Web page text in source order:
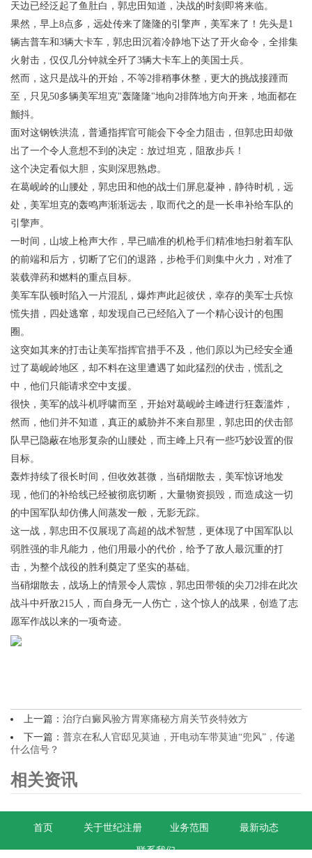
天边已经泛起了鱼肚白，郭忠田知道，决战的时刻即将来临。
果然，早上8点多，远处传来了隆隆的引擎声，美军来了！先头是1
辆吉普车和3辆大卡车，郭忠田沉着冷静地下达了开火命令，全排集
火射击，仅仅几分钟就全歼了3辆大卡车上的美国士兵。
然而，这只是战斗的开始，不等2排稍事休整，更大的挑战接踵而
至，只见50多辆美军坦克"轰隆隆"地向2排阵地方向开来，地面都在
颤抖。
面对这钢铁洪流，普通指挥官可能会下令全力阻击，但郭忠田却做
出了一个令人意想不到的决定：放过坦克，阻敌步兵！
这个决定看似大胆，实则深思熟虑。
在葛岘岭的山腰处，郭忠田和他的战士们屏息凝神，静待时机，远
处，美军坦克的轰鸣声渐渐远去，取而代之的是一长串补给车队的
引擎声。
一时间，山坡上枪声大作，早已瞄准的机枪手们精准地扫射着车队
的前端和后方，切断了它们的退路，步枪手们则集中火力，对准了
装载弹药和燃料的重点目标。
美军车队顿时陷入一片混乱，爆炸声此起彼伏，幸存的美军士兵惊
慌失措，四处逃窜，却发现自己已经陷入了一个精心设计的包围
圈。
这突如其来的打击让美军指挥官措手不及，他们原以为已经安全通
过了葛岘岭地区，却不料在这里遭遇了如此猛烈的伏击，慌乱之
中，他们只能请求空中支援。
很快，美军的战斗机呼啸而至，开始对葛岘岭主峰进行狂轰滥炸，
然而，他们并不知道，真正的威胁并不来自那里，郭忠田的伏击部
队早已隐蔽在地形复杂的山腰处，而主峰上只有一些巧妙设置的假
目标。
轰炸持续了很长时间，但收效甚微，当硝烟散去，美军惊讶地发
现，他们的补给线已经被彻底切断，大量物资损毁，而造成这一切
的中国军队却仿佛人间蒸发一般，无影无踪。
这一战，郭忠田不仅展现了高超的战术智慧，更体现了中国军队以
弱胜强的非凡能力，他们用最小的代价，给予了敌人最沉重的打
击，为整个战役的胜利奠定了坚实的基础。
当硝烟散去，战场上的情景令人震惊，郭忠田带领的尖刀2排在此次
战斗中歼敌215人，而自身无一人伤亡，这个惊人的战果，创造了志
愿军作战以来的一项奇迹。
上一篇： 治疗白癜风验方胃寒痛秘方肩关节炎特效方
下一篇： 普京在私人官邸见莫迪，开电动车带莫迪“兜风”，传递
什么信号？
相关资讯
首页 关于世纪注册 业务范围 最新动态
联系我们